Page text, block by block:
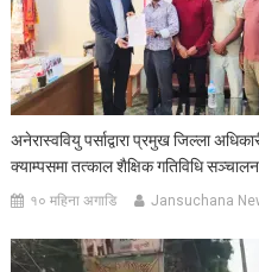
अनेरास्ववियु पर्साद्वारा प्रमुख जिल्ला
क्याम्पसमा तत्काल शैक्षिक गतिविधि सञ्चालन
१० महिना अगाडि Jansuchana